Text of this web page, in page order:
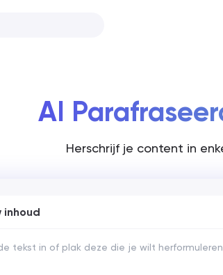
AI
Herschrijf je content in
inhoud